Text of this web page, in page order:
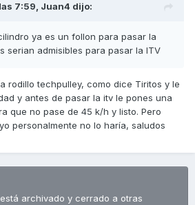
7:59, Juan4 dijo:
ya es un follon para pasar la
serian admisibles para pasar la ITV
rodillo techpulley, como dice Tiritos y le
y antes de pasar la itv le pones una
que no pase de 45 k/h y listo. Pero
personalmente no lo haría, saludos
archivado y cerrado a otras